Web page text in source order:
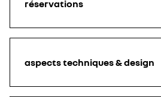
réservations
aspects techniques & design